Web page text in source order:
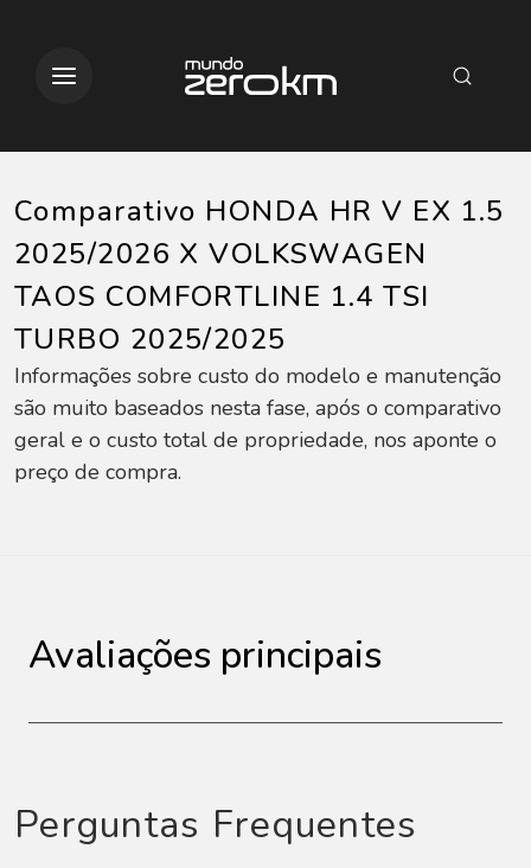
Comparativo HONDA HR V EX 1.5
2025/2026 X VOLKSWAGEN
TAOS COMFORTLINE 1.4 TSI
TURBO 2025/2025
Informações sobre custo do modelo e manutenção
são muito baseados nesta fase, após o comparativo
geral e o custo total de propriedade, nos aponte o
preço de compra.
Avaliações principais
Perguntas Frequentes